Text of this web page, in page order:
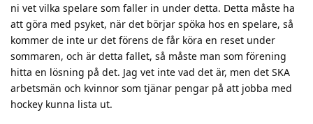
ni vet vilka spelare som faller in under detta. Detta måste ha
att göra med psyket, när det börjar spöka hos en spelare, så
kommer de inte ur det förens de får köra en reset under
sommaren, och är detta fallet, så måste man som förening
hitta en lösning på det. Jag vet inte vad det är, men det SKA
arbetsmän och kvinnor som tjänar pengar på att jobba med
hockey kunna lista ut.